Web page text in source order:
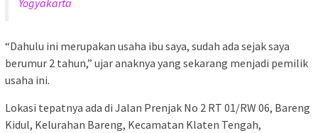
“Dahulu ini merupakan usaha ibu saya, sudah ada sejak saya
berumur 2 tahun,” ujar anaknya yang sekarang menjadi pemilik
usaha ini.
Lokasi tepatnya ada di Jalan Prenjak No 2 RT 01/RW 06, Bareng
Kidul, Kelurahan Bareng, Kecamatan Klaten Tengah,